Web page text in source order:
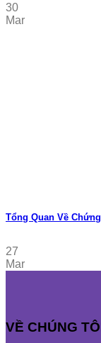
30
Mar
Tổng Quan Về
27
Mar
VỀ CHÚNG